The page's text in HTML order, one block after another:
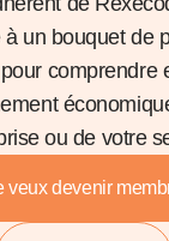
à un bouquet de
comprendre
ou de votre
veux devenir